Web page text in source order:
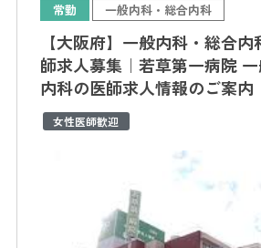
常勤 一般内科・総合内科
【大阪府】一般内科・総合
師求人募集｜若草第一病院
内科の医師求人情報のご案内
女性医師歓迎